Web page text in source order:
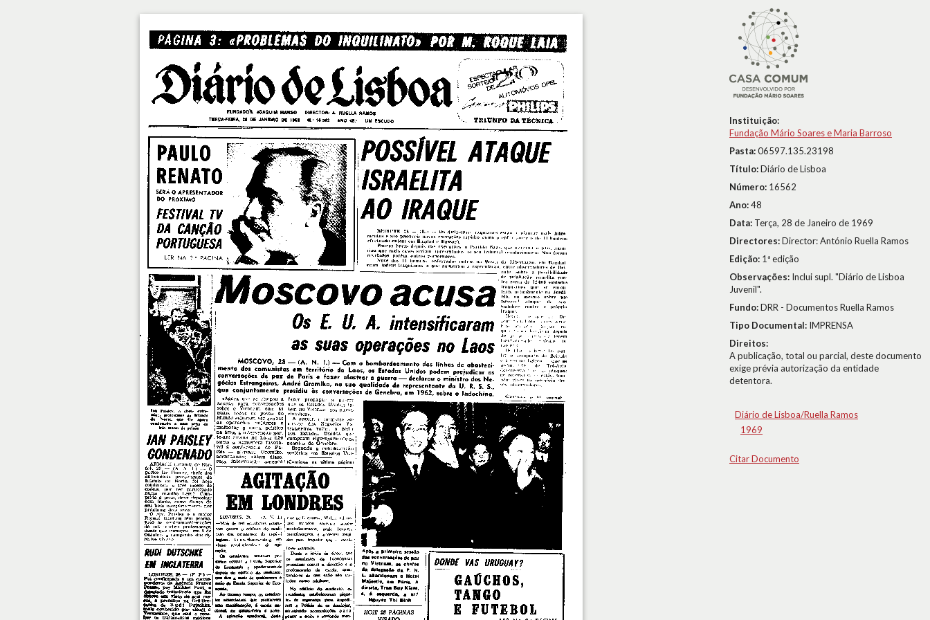
Instituição:
Fundação Mário Soares e Maria Barroso
Pasta:06597.135.23198
Título:Diário de Lisboa
Número: 16562
Ano:48
Data: Terça, 28 de Janeiro de 1969
Directores:Director: António Ruella Ramos
Edição: 1ª edição
Observações: Inclui supl. "Diário de Lisboa
Juvenil".
Fundo:DRR - Documentos Ruella Ramos
Tipo Documental: IMPRENSA
Direitos:
A publicação, total ou parcial, deste documento
exige prévia autorização da entidade
detentora.
Diário de Lisboa/Ruella Ramos
1969
Citar Documento